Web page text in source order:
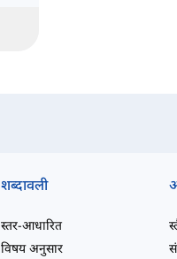
शब्दावली
स्तर-आधारित
विषय अनुसार